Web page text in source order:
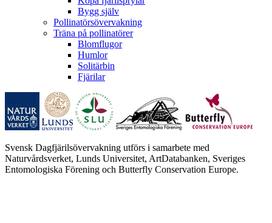
Bygg själv
Pollinatörsövervakning
Träna på pollinatörer
Blomflugor
Humlor
Solitärbin
Fjärilar
Svensk Dagfjärilsövervakning utförs i samarbete med
Naturvårdsverket, Lunds Universitet, ArtDatabanken, Sveriges
Entomologiska Förening och Butterfly Conservation Europe.